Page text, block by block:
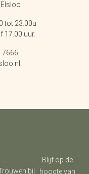
tot 23.00u
17.00 uur.
7666
bij
Blijf op de
hoogte van